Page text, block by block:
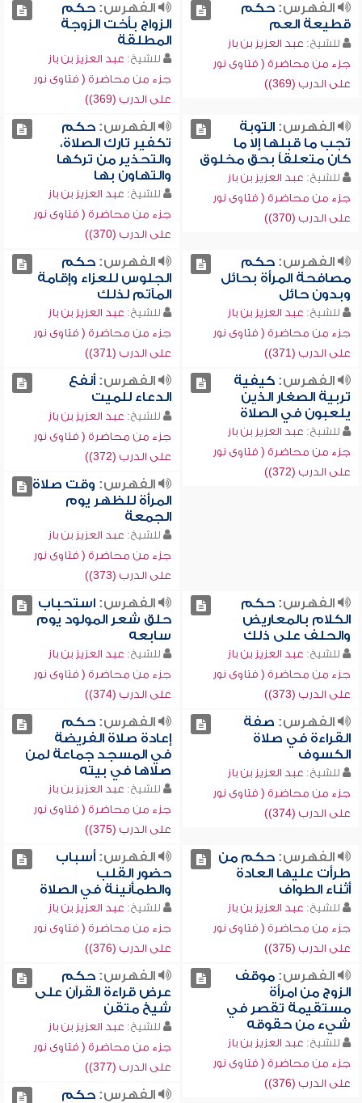
الفهرس:حكم
قطيعة العم
للشيخ: عبد العزيز بن باز
جزء من محاضرة ( فتاوى نور
على الدرب (369))
الفهرس:حكم
الزواج بأخت الزوجة
المطلقة
للشيخ: عبد العزيز بن باز
جزء من محاضرة ( فتاوى نور
على الدرب (369))
الفهرس:التوبة
تجب ما قبلها إلا ما
كان متعلقاً بحق مخلوق
للشيخ: عبد العزيز بن باز
جزء من محاضرة ( فتاوى نور
على الدرب (370))
الفهرس:حكم
تكفير تارك الصلاة،
والتحذير من تركها
والتهاون بها
للشيخ: عبد العزيز بن باز
جزء من محاضرة ( فتاوى نور
على الدرب (370))
الفهرس:حكم
مصافحة المرأة بحائل
وبدون حائل
للشيخ: عبد العزيز بن باز
جزء من محاضرة ( فتاوى نور
على الدرب (371))
الفهرس:حكم
الجلوس للعزاء وإقامة
المآتم لذلك
للشيخ: عبد العزيز بن باز
جزء من محاضرة ( فتاوى نور
على الدرب (371))
الفهرس:كيفية
تربية الصغار الذين
يلعبون في الصلاة
للشيخ: عبد العزيز بن باز
جزء من محاضرة ( فتاوى نور
على الدرب (372))
الفهرس:أنفع
الدعاء للميت
للشيخ: عبد العزيز بن باز
جزء من محاضرة ( فتاوى نور
على الدرب (372))
الفهرس: وقت صلاة
المرأة للظهر يوم
الجمعة
للشيخ: عبد العزيز بن باز
جزء من محاضرة ( فتاوى نور
على الدرب (373))
الفهرس:حكم
الكلام بالمعاريض
والحلف على ذلك
للشيخ: عبد العزيز بن باز
جزء من محاضرة ( فتاوى نور
على الدرب (373))
الفهرس:استحباب
حلق شعر المولود يوم
سابعه
للشيخ: عبد العزيز بن باز
جزء من محاضرة ( فتاوى نور
على الدرب (374))
الفهرس: صفة
القراءة في صلاة
الكسوف
للشيخ: عبد العزيز بن باز
جزء من محاضرة ( فتاوى نور
على الدرب (374))
الفهرس:حكم
إعادة صلاة الفريضة
في المسجد جماعة لمن
صلاها في بيته
للشيخ: عبد العزيز بن باز
جزء من محاضرة ( فتاوى نور
على الدرب (375))
الفهرس:حكم من
طرأت عليها العادة
أثناء الطواف
للشيخ: عبد العزيز بن باز
جزء من محاضرة ( فتاوى نور
على الدرب (375))
الفهرس:أسباب
حضور القلب
والطمأنينة في الصلاة
للشيخ: عبد العزيز بن باز
جزء من محاضرة ( فتاوى نور
على الدرب (376))
الفهرس:موقف
الزوج من امرأة
مستقيمة تقصر في
شيء من حقوقه
للشيخ: عبد العزيز بن باز
جزء من محاضرة ( فتاوى نور
على الدرب (376))
الفهرس:حكم
عرض قراءة القرآن على
شيخ متقن
للشيخ: عبد العزيز بن باز
جزء من محاضرة ( فتاوى نور
على الدرب (377))
الفهرس:حكم